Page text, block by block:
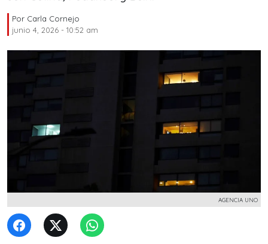
Por Carla Cornejo
junio 4, 2026 - 10:52 am
AGENCIA UNO